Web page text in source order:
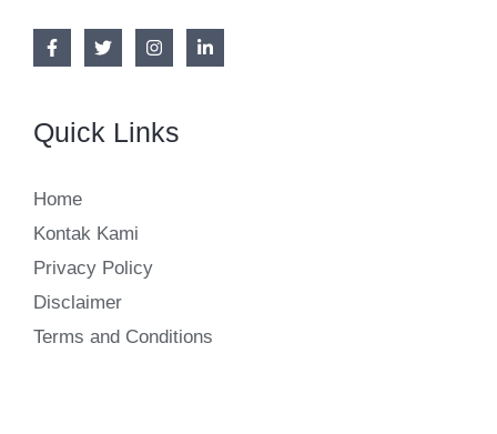
Minggu
Quick Links
Home
Kontak Kami
Privacy Policy
Disclaimer
Terms and Conditions